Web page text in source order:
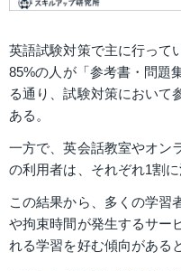
英語試験対策で主に行って
85%の人が「参考書・問題
る通り、試験対策において
ある。
一方で、英会話教室やオン
の利用者は、それぞれ1割に
この結果から、多くの学習
や拘束時間が発生するサー
れる学習を好む傾向がある